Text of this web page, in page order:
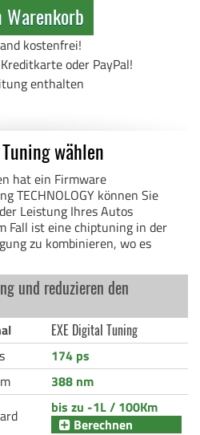
Warenkorb
kostenfrei!
oder PayPal!
enthalten
wählen
hat ein Firmware
TECHNOLOGY können Sie
Leistung Ihres Autos
Fall ist eine chiptuning in der
zu kombinieren, wo es
und reduzieren den
EXE Digital Tuning
174 ps
388 nm
bis zu -1L / 100Km
Berechnen